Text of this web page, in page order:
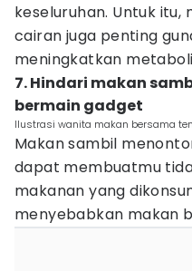
keseluruhan. Untuk
cairan juga penting
meningkatkan
7. Hindari makan
bermain gadget
Ilustrasi wanita makan bersama
Makan sambil
dapat membuatmu
makanan yang
menyebabkan makan